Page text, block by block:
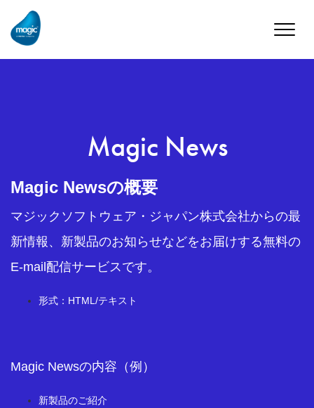
Toggle
Magic News
Magic Newsの概要
マジックソフトウェア・ジャパン株式会社からの最
新情報、新製品のお知らせなどをお届けする無料の
E-mail配信サービスです。
形式：HTML/テキスト
Magic Newsの内容（例）
新製品のご紹介